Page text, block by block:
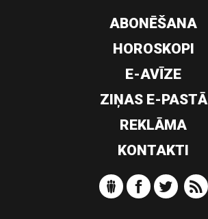
ABONĒŠANA
HOROSKOPI
E-AVĪZE
ZIŅAS E-PASTĀ
REKLĀMA
KONTAKTI